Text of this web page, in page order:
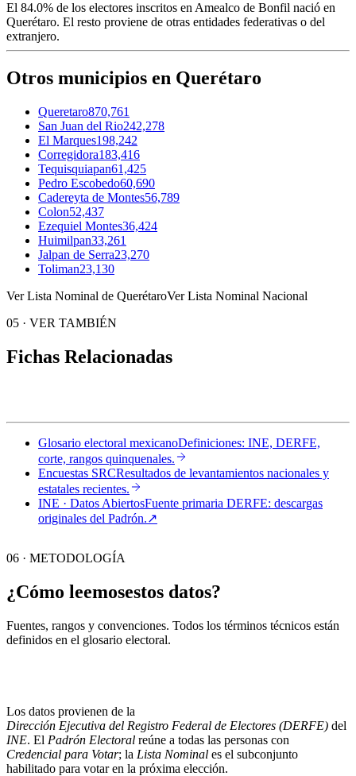
El 84.0% de los electores inscritos en Amealco de Bonfil nació en
Querétaro. El resto proviene de otras entidades federativas o del
extranjero.
Otros municipios en Querétaro
Queretaro870,761
San Juan del Rio242,278
El Marques198,242
Corregidora183,416
Tequisquiapan61,425
Pedro Escobedo60,690
Cadereyta de Montes56,789
Colon52,437
Ezequiel Montes36,424
Huimilpan33,261
Jalpan de Serra23,270
Toliman23,130
Ver Lista Nominal de QuerétaroVer Lista Nominal Nacional
05 · VER TAMBIÉN
Fichas Relacionadas
Glosario electoral mexicanoDefiniciones: INE, DERFE,
corte, rangos quinquenales.
Encuestas SRCResultados de levantamientos nacionales y
estatales recientes.
INE · Datos AbiertosFuente primaria DERFE: descargas
originales del Padrón.↗︎
06 · METODOLOGÍA
¿Cómo leemosestos datos?
Fuentes, rangos y convenciones. Todos los términos técnicos están
definidos en el glosario electoral.
Los datos provienen de la
Dirección Ejecutiva del Registro Federal de Electores (DERFE) del
INE. El Padrón Electoral reúne a todas las personas con
Credencial para Votar; la Lista Nominal es el subconjunto
habilitado para votar en la próxima elección.